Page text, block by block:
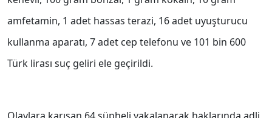
amfetamin, 1 adet hassas terazi, 16 adet uyuşturucu
kullanma aparatı, 7 adet cep telefonu ve 101 bin 600
Türk lirası suç geliri ele geçirildi.